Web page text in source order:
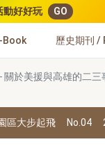
動好好玩 GO
Book 歷史期刊 /
關於美援與高雄的二三
區大步起飛 No.04